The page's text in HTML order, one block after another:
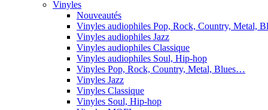
Vinyles
Nouveautés
Vinyles audiophiles Pop, Rock, Country, Metal,
Vinyles audiophiles Jazz
Vinyles audiophiles Classique
Vinyles audiophiles Soul, Hip-hop
Vinyles Pop, Rock, Country, Metal, Blues…
Vinyles Jazz
Vinyles Classique
Vinyles Soul, Hip-hop